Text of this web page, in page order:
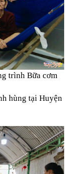
trình Bữa cơm
hùng tại Huyện